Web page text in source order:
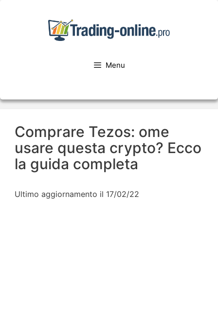
Menu
Comprare Tezos: ome
usare questa crypto? Ecco
la guida completa
Ultimo aggiornamento il 17/02/22